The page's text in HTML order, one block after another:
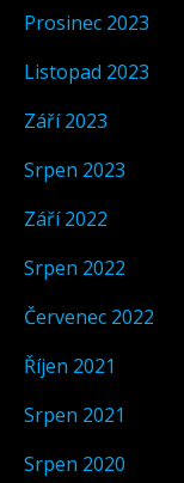
Prosinec 2023
Listopad 2023
Září 2023
Srpen 2023
Září 2022
Srpen 2022
Červenec 2022
Říjen 2021
Srpen 2021
Srpen 2020